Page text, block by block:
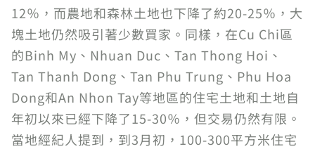
12％，而農地和森林土地也下降了約20-25％，大
塊土地仍然吸引著少數買家。同樣，在Cu Chi區
的Binh My、Nhuan Duc、Tan Thong Hoi、
Tan Thanh Dong、Tan Phu Trung、Phu Hoa
Dong和An Nhon Tay等地區的住宅土地和土地自
年初以來已經下降了15-30％，但交易仍然有限。
當地經紀人提到，到3月初，100-300平方米住宅